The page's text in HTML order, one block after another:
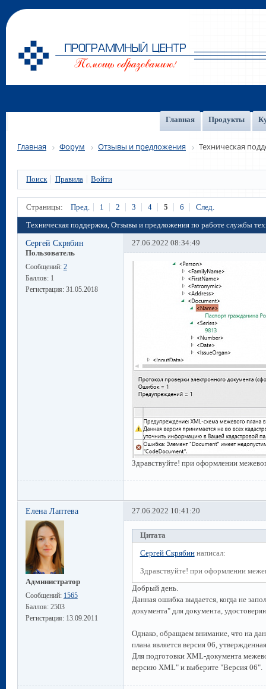
Главная Продукты
Главная Форум Отзывы и предложения Техническая
Поиск Правила Войти
Страницы: Пред. 1 2 3 4 5 6 След.
Техническая поддержка, Отзывы и предложения по работе службы
Сергей Скрябин
Пользователь
Сообщений: 2
Баллов: 1
Регистрация: 31.05.2018
27.06.2022 08:34:49
Здравствуйте! при оформлении
Елена Лаптева
Администратор
Сообщений: 1565
Баллов: 2503
Регистрация: 13.09.2011
27.06.2022 10:41:20
Цитата
Сергей Скрябиннаписал:
Здравствуйте! при оформлении
Добрый день.
Данная ошибка выдается, когда не
документа" для документа,
Однако, обращаем внимание, что на
плана является версия 06,
Для подготовки XML-документа
версию XML" и выберите "Версия 06".